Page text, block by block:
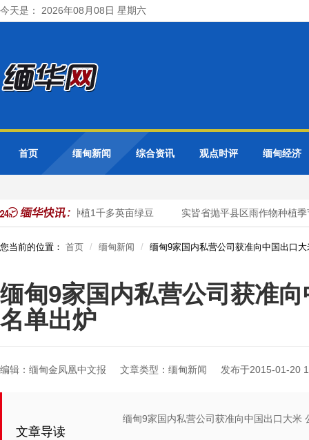
今天是： 2026年08月08日 星期六
首页 缅甸新闻 综合资讯 观点时评 缅甸经济
节期间规划种植1千多英亩绿豆 实皆省抛平县区雨作物种植季
您当前的位置： 首页 缅甸新闻 缅甸9家国内私营公司获准向中国出口
缅甸9家国内私营公司获准
名单出炉
编辑：缅甸金凤凰中文报 文章类型：缅甸新闻 发布于2015-01-20
文章导读
缅甸9家国内私营公司获准向中国出口大米